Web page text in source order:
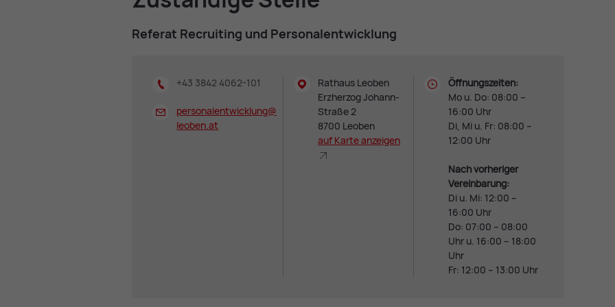
Re­fe­rat Re­cruit­ing und Per­so­nal­ent­wick­lung
+43 3842 4062-101
personalentwicklung@
leoben.at
Rathaus Leoben
Erzherzog Johann-
Straße 2
8700 Leoben
auf Kar­te an­zei­gen
Öffnungszeiten:
Mo u. Do: 08:00 –
16:00 Uhr
Di, Mi u. Fr: 08:00 –
12:00 Uhr
Nach vorheriger
Vereinbarung:
Di u. Mi: 12:00 –
16:00 Uhr
Do: 07:00 – 08:00
Uhr u. 16:00 – 18:00
Uhr
Fr: 12:00 – 13:00 Uhr